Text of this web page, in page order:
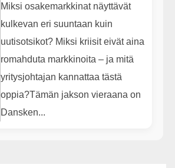
Miksi osakemarkkinat näyttävät
kulkevan eri suuntaan kuin
uutisotsikot? Miksi kriisit eivät aina
romahduta markkinoita – ja mitä
yritysjohtajan kannattaa tästä
oppia?Tämän jakson vieraana on
Dansken...